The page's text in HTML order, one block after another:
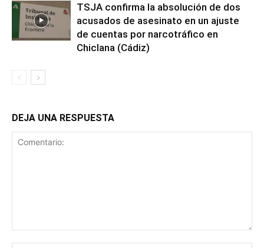
TSJA confirma la absolución de dos
acusados de asesinato en un ajuste
de cuentas por narcotráfico en
Chiclana (Cádiz)
DEJA UNA RESPUESTA